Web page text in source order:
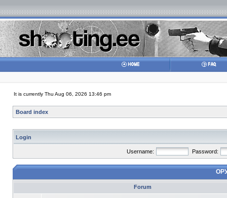
It is currently Thu Aug 06, 2026 13:46 pm
Board index
Login
Username: Password:
Forum